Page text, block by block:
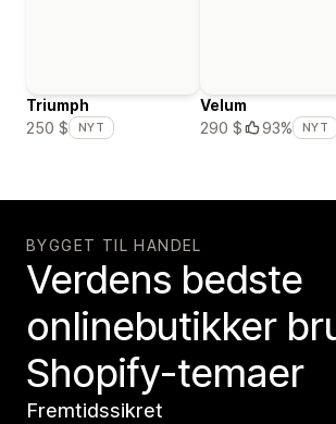
Triumph
250 $
NYT
Velum
290 $
93% NYT
BYGGET TIL HANDEL
Verdens bedste
onlinebutikker
Shopify-temaer
Fremtidssikret